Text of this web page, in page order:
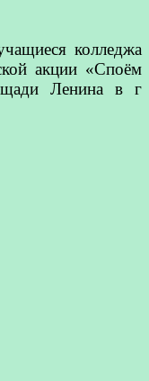
колледжа
акции «Споём
Ленина в г